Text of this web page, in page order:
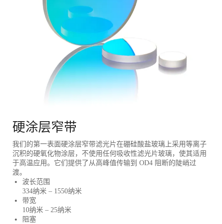
硬涂层窄带
我们的第一表面硬涂层窄带滤光片在硼硅酸盐玻璃上采用等离子
沉积的硬氧化物涂层，不使用任何吸收性滤光片玻璃，使其适用
于高温应用。它们提供了从高峰值传输到 OD4 阻断的陡峭过
渡。
波长范围
334纳米 – 1550纳米
带宽
10纳米 – 25纳米
阻塞